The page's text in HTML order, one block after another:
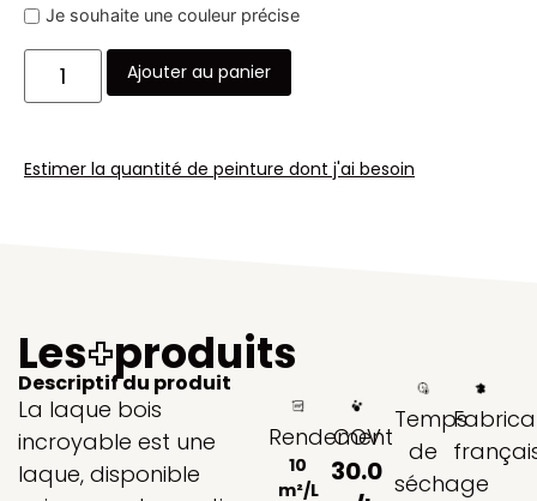
Je souhaite une couleur précise
Ajouter au panier
Estimer la quantité de peinture dont j'ai besoin
Les+produits
Descriptif du produit
La laque bois
incroyable est une
laque, disponible
Rendement
10
m²/L
COV
30.0
Temps
de
séchage